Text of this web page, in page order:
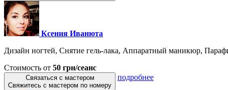
Ксения Иванюта
Дизайн ногтей, Снятие гель-лака, Аппаратный маникюр,
Стоимость от 50 грн/сеанс
Связаться с мастером
Свяжитесь с мастером по номеру
подробнее